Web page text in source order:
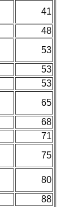
41
48
53
53
53
65
68
71
75
80
88